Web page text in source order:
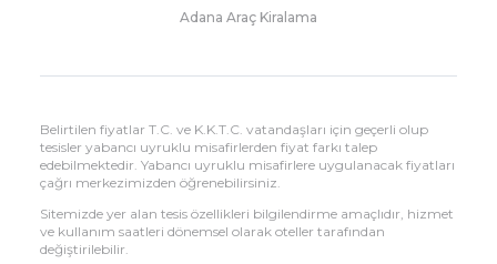
Adana Araç Kiralama
Belirtilen fiyatlar T.C. ve K.K.T.C. vatandaşları için geçerli olup
tesisler yabancı uyruklu misafirlerden fiyat farkı talep
edebilmektedir. Yabancı uyruklu misafirlere uygulanacak fiyatları
çağrı merkezimizden öğrenebilirsiniz.
Sitemizde yer alan tesis özellikleri bilgilendirme amaçlıdır, hizmet
ve kullanım saatleri dönemsel olarak oteller tarafından
değiştirilebilir.